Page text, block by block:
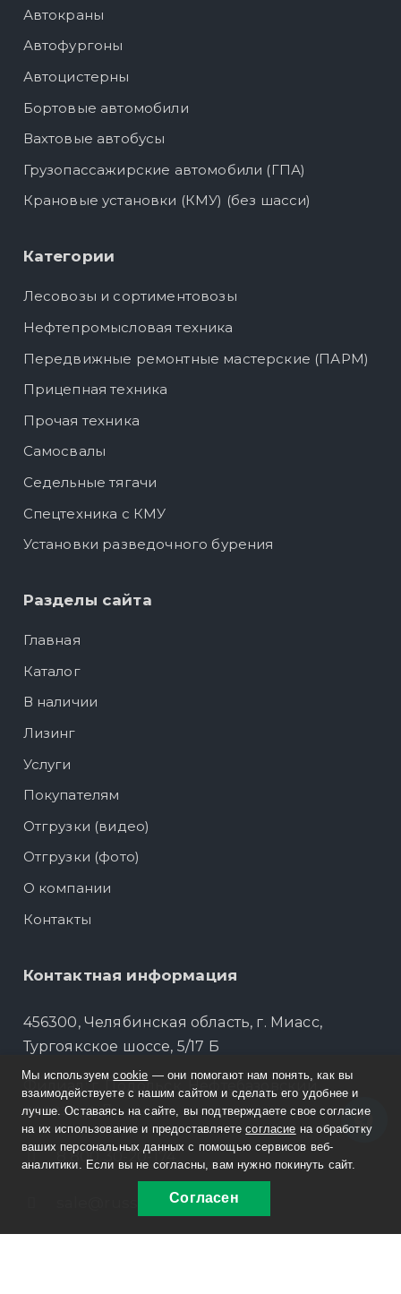
Автокраны
Автофургоны
Автоцистерны
Бортовые автомобили
Вахтовые автобусы
Грузопассажирские автомобили (ГПА)
Крановые установки (КМУ) (без шасси)
Категории
Лесовозы и сортиментовозы
Нефтепромысловая техника
Передвижные ремонтные мастерские (ПАРМ)
Прицепная техника
Прочая техника
Самосвалы
Седельные тягачи
Спецтехника с КМУ
Установки разведочного бурения
Разделы сайта
Главная
Каталог
В наличии
Лизинг
Услуги
Покупателям
Отгрузки (видео)
Отгрузки (фото)
О компании
Контакты
Контактная информация
456300, Челябинская область, г. Миасс,
Тургоякское шоссе, 5/17 Б
Филиал: г. Подольск, Нефтебазовский
проезд, д. 7
8 800 30-20-174
sale@russpecavto.ru
Мы используемcookie — они помогают нам понять, как вы
взаимодействуете с нашим сайтом и сделать его удобнее и
лучше. Оставаясь на сайте, вы подтверждаете свое согласие
на их использование и предоставляетесогласие на обработку
ваших персональных данных с помощью сервисов веб-
аналитики. Если вы не согласны, вам нужно покинуть сайт.
Согласен